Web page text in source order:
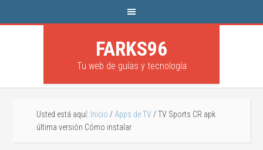
FARKS96
Tu web de guías y tecnología
Usted está aquí: Inicio / Apps de TV /TV Sports CR apk
última versión Cómo instalar